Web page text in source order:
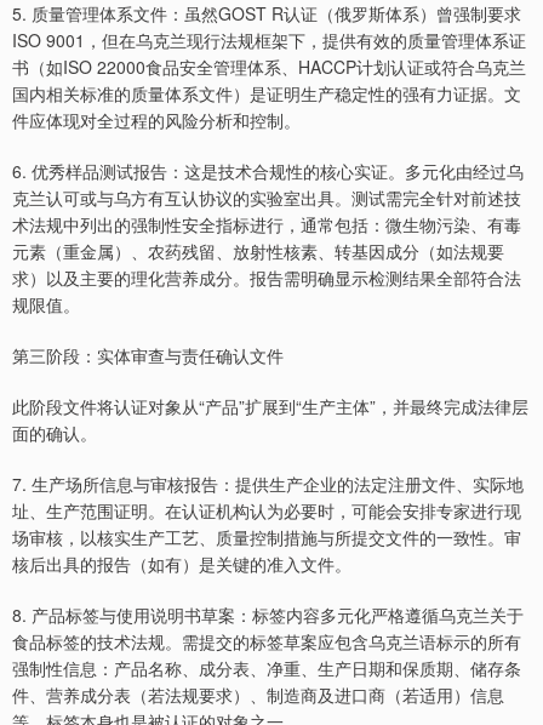
5. 质量管理体系文件：虽然GOST R认证（俄罗斯体系）曾强制要求
ISO 9001，但在乌克兰现行法规框架下，提供有效的质量管理体系证
书（如ISO 22000食品安全管理体系、HACCP计划认证或符合乌克兰
国内相关标准的质量体系文件）是证明生产稳定性的强有力证据。文
件应体现对全过程的风险分析和控制。
6. 优秀样品测试报告：这是技术合规性的核心实证。多元化由经过乌
克兰认可或与乌方有互认协议的实验室出具。测试需完全针对前述技
术法规中列出的强制性安全指标进行，通常包括：微生物污染、有毒
元素（重金属）、农药残留、放射性核素、转基因成分（如法规要
求）以及主要的理化营养成分。报告需明确显示检测结果全部符合法
规限值。
第三阶段：实体审查与责任确认文件
此阶段文件将认证对象从“产品”扩展到“生产主体”，并最终完成法律层
面的确认。
7. 生产场所信息与审核报告：提供生产企业的法定注册文件、实际地
址、生产范围证明。在认证机构认为必要时，可能会安排专家进行现
场审核，以核实生产工艺、质量控制措施与所提交文件的一致性。审
核后出具的报告（如有）是关键的准入文件。
8. 产品标签与使用说明书草案：标签内容多元化严格遵循乌克兰关于
食品标签的技术法规。需提交的标签草案应包含乌克兰语标示的所有
强制性信息：产品名称、成分表、净重、生产日期和保质期、储存条
件、营养成分表（若法规要求）、制造商及进口商（若适用）信息